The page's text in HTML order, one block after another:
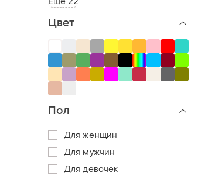
Цвет
Пол
Для женщин
Для мужчин
Для девочек